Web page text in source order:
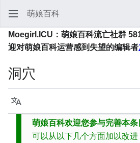
萌娘百科
Moegirl.ICU：萌娘百科流亡社群
迎对萌娘百科运营感到失望的编辑者
洞穴
语言
萌娘百科欢迎您参与完善本
可以从以下几个方面加以改进